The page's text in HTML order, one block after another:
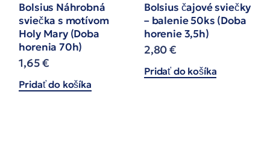
Bolsius Náhrobná
sviečka s motívom
Holy Mary (Doba
horenia 70h)
1,65€
Pridať do košíka
Bolsius čajové sviečky
– balenie 50ks (Doba
horenie 3,5h)
2,80€
Pridať do košíka